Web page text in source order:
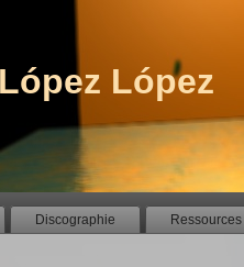
López
Discographie Ressources